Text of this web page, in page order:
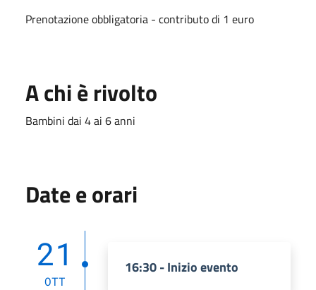
Prenotazione obbligatoria - contributo di 1 euro
A chi è rivolto
Bambini dai 4 ai 6 anni
Date e orari
21
OTT
16:30 - Inizio evento